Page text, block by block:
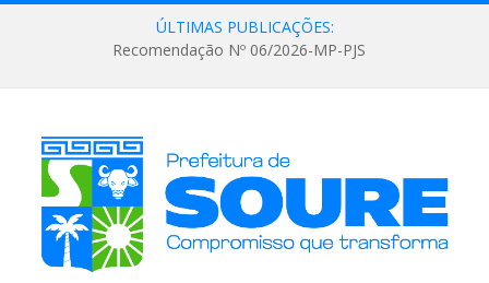
ÚLTIMAS PUBLICAÇÕES:
Recomendação Nº 06/2026-MP-PJS